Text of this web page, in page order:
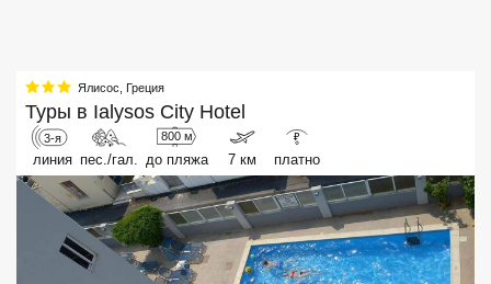
Ялисос Греция
Туры в Ialysos City Hotel
3-я
линия пес./гал.
800 м
до пляжа 7 км
₽
платно
Северный Гоа
Южный Гоа
Занзибар
Абхазия
Большой Сочи